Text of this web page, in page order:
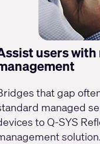
users
that gap
managed
to Q-SYS